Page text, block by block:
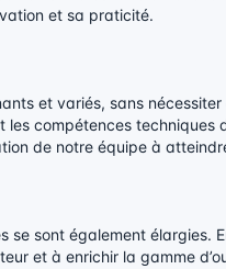
et sa praticité.
et variés, sans
compétences techniques
de notre équipe à
sont également
et à enrichir la gamme